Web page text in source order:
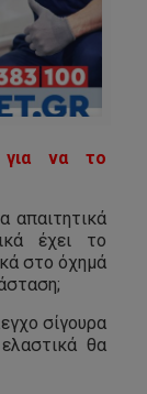
για να το
απαιτητικά
έχει το
στο όχημά
σίγουρα
θα